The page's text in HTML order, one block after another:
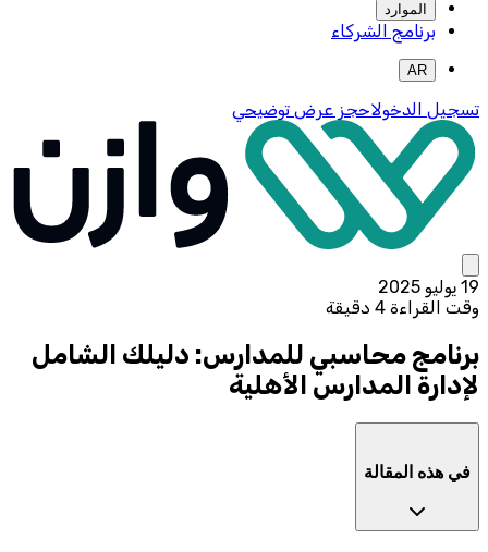
الموارد
برنامج الشركاء
AR
تسجيل الدخولاحجز عرض توضيحي
19 يوليو 2025
وقت القراءة 4 دقيقة
برنامج محاسبي للمدارس: دليلك الشامل
لإدارة المدارس الأهلية
في هذه المقالة